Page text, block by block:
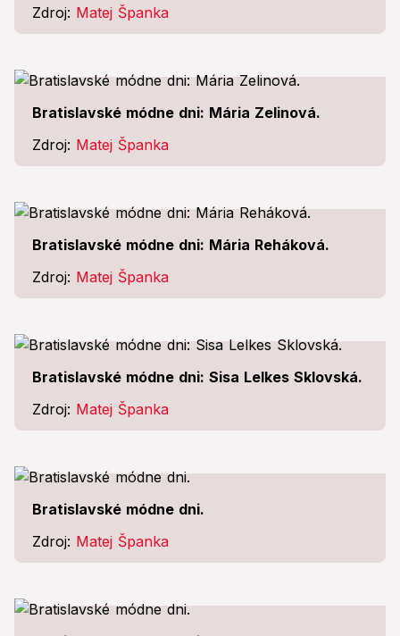
Zdroj: Matej Španka
Bratislavské módne dni: Mária Zelinová.
Zdroj: Matej Španka
Bratislavské módne dni: Mária Reháková.
Zdroj: Matej Španka
Bratislavské módne dni: Sisa Lelkes Sklovská.
Zdroj: Matej Španka
Bratislavské módne dni.
Zdroj: Matej Španka